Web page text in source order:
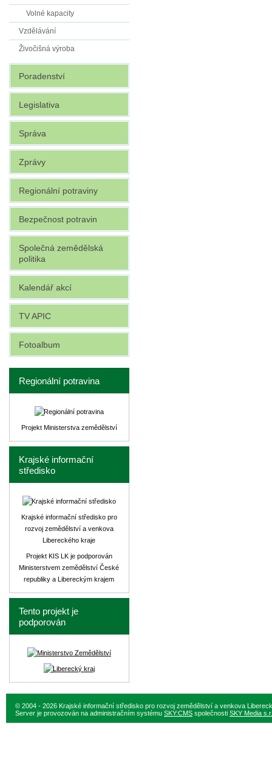
Volné kapacity
Vzdělávání
Živočišná výroba
Poradenství
Legislativa
Správa
Zprávy
Regionální potraviny
Bezpečnost potravin
Společná zemědělská
politika
Kalendář akcí
TV APIC
Fotoalbum
Regionální potravina
Projekt Ministerstva zemědělství
Krajské informační
středisko
Krajské informační středisko pro
rozvoj zemědělství a venkova
Libereckého kraje
Projekt KIS LK je podporován
Ministerstvem zemědělství České
republiky a Libereckým krajem
Tento projekt je
podporován
© 2004 - 2026 Krajské informační středisko pro rozvoj zemědělství a venkova
Server je provozován na administračním systému SKY:CMS společnosti SKY Media